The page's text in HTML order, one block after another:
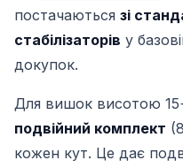
постачаються зі
стабілізаторів у
докупок.
Для вишок висотою
подвійний комплект
кожен кут. Це дає